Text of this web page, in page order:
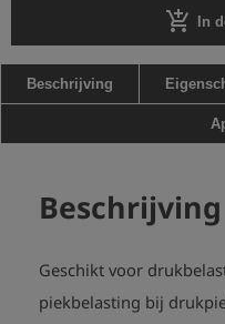
add_shopping_cart In
Beschrijving
Beschrijving
Geschikt voor
piekbelasting bij